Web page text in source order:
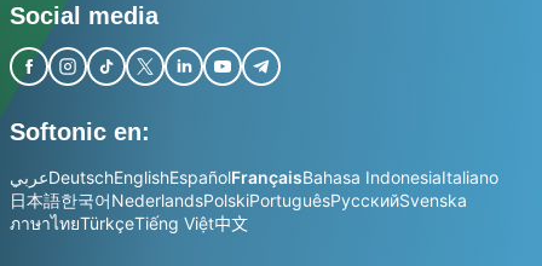
Social media
Softonic en:
عربيDeutschEnglishEspañolFrançaisBahasa IndonesiaItaliano
日本語한국어NederlandsPolskiPortuguêsРусскийSvenska
ภาษาไทยTürkçeTiếng Việt中文